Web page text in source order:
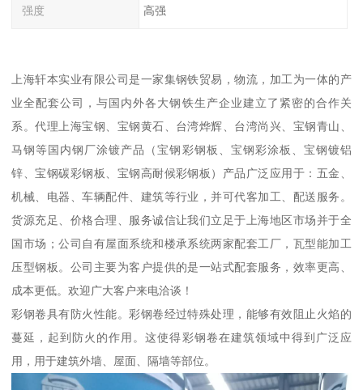
强度 高强
上海轩本实业有限公司是一家集钢铁贸易，物流，加工为一体的产
业全配套公司，与国内外各大钢铁生产企业建立了紧密的合作关
系。代理上海宝钢、宝钢黄石、台湾烨辉、台湾尚兴、宝钢青山、
马钢等国内钢厂涂镀产品（宝钢彩钢板、宝钢彩涂板、宝钢镀铝
锌、宝钢碳彩钢板、宝钢高耐候彩钢板）产品广泛应用于：五金、
机械、电器、车辆配件、建筑等行业，并可代客加工、配送服务。
货源充足、价格合理、服务诚信让我们立足于上海地区市场并于全
国市场；公司自有屋面系统和楼承系统两家配套工厂，瓦型能加工
压型钢板。公司主要为客户提供的是一站式配套服务，效率更高、
成本更低。欢迎广大客户来电洽谈！
彩钢卷具有防火性能。彩钢卷经过特殊处理，能够有效阻止火焰的
蔓延，起到防火的作用。这使得彩钢卷在建筑领域中得到广泛应
用，用于建筑外墙、屋面、隔墙等部位。